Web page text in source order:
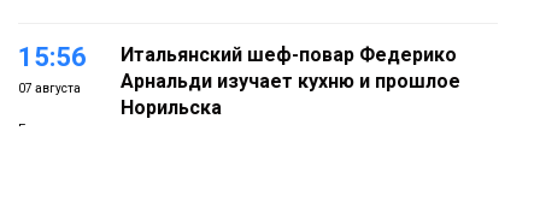
15:56
07 августа
Еда
Итальянский шеф-повар Федерико
Арнальди изучает кухню и прошлое
Норильска